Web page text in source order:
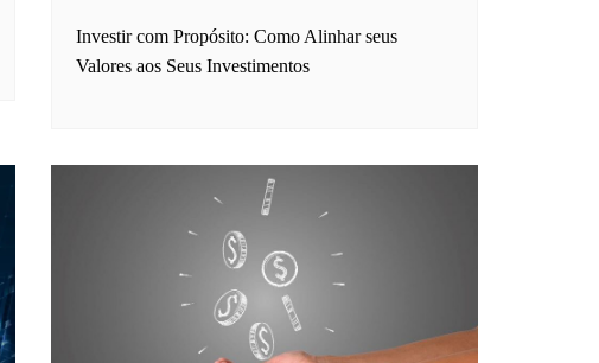
Investir com Propósito: Como Alinhar seus
Valores aos Seus Investimentos